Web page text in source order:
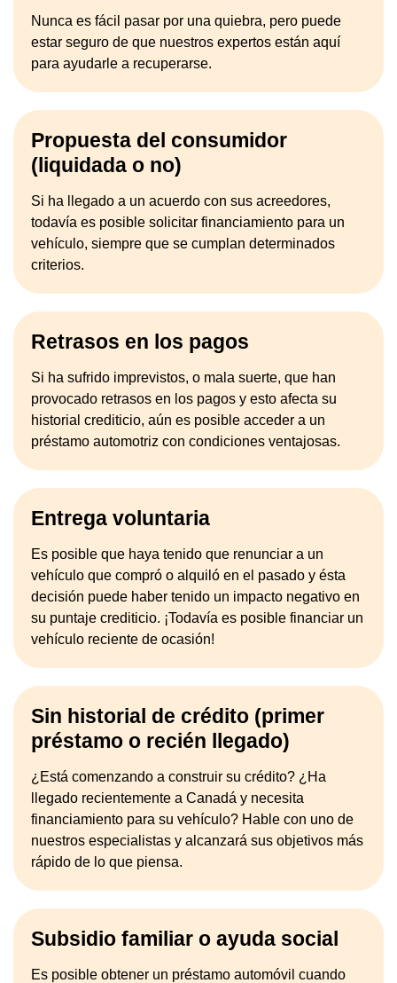
Nunca es fácil pasar por una quiebra, pero puede
estar seguro de que nuestros expertos están aquí
para ayudarle a recuperarse.
Propuesta del consumidor
(liquidada o no)
Si ha llegado a un acuerdo con sus acreedores,
todavía es posible solicitar financiamiento para un
vehículo, siempre que se cumplan determinados
criterios.
Retrasos en los pagos
Si ha sufrido imprevistos, o mala suerte, que han
provocado retrasos en los pagos y esto afecta su
historial crediticio, aún es posible acceder a un
préstamo automotriz con condiciones ventajosas.
Entrega voluntaria
Es posible que haya tenido que renunciar a un
vehículo que compró o alquiló en el pasado y ésta
decisión puede haber tenido un impacto negativo en
su puntaje crediticio. ¡Todavía es posible financiar un
vehículo reciente de ocasión!
Sin historial de crédito (primer
préstamo o recién llegado)
¿Está comenzando a construir su crédito? ¿Ha
llegado recientemente a Canadá y necesita
financiamiento para su vehículo? Hable con uno de
nuestros especialistas y alcanzará sus objetivos más
rápido de lo que piensa.
Subsidio familiar o ayuda social
Es posible obtener un préstamo automóvil cuando